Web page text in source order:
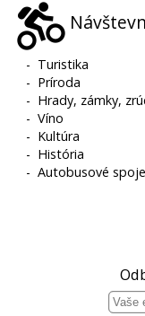
- Turistika
- Príroda
- Hrady, zámky,
-Víno
- Kultúra
- História
-Autobusové spoje